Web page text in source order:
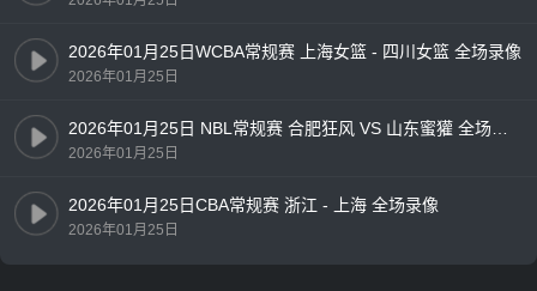
2026年01月25日WCBA常规赛 上海女篮 - 四川女篮 全场录像
2026年01月25日
2026年01月25日
2026年01月25日CBA常规赛 浙江 - 上海 全场录像
2026年01月25日